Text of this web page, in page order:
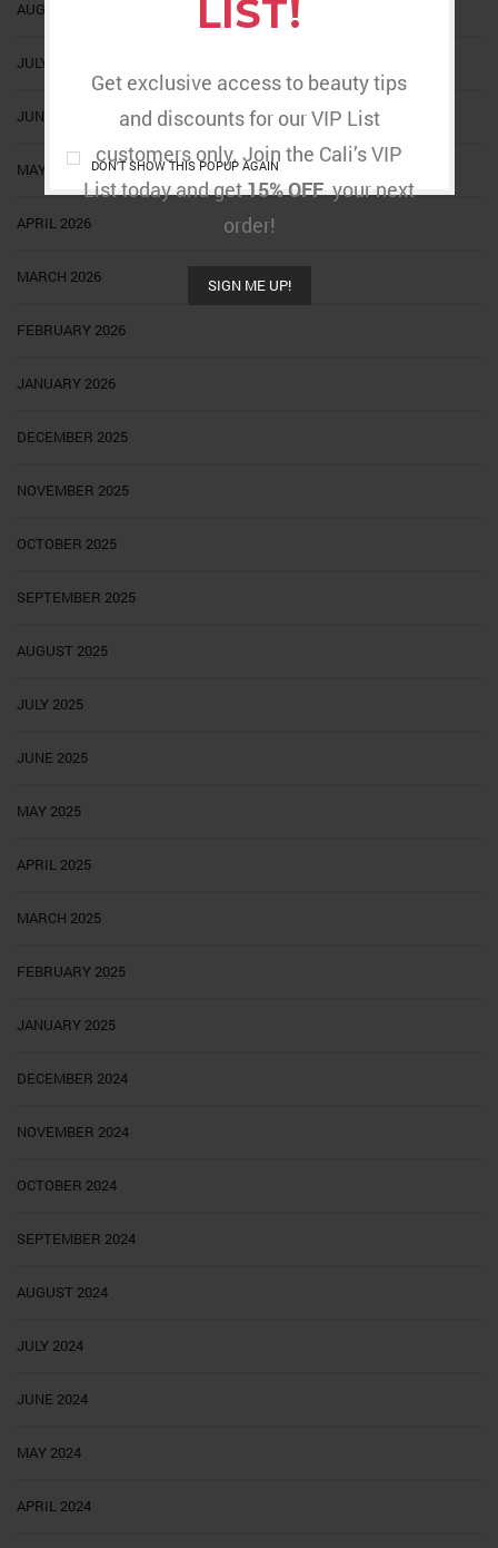
LIST!
Get exclusive access to beauty tips
and discounts for our VIP List
customers only. Join the Cali’s VIP
List today and get15% OFFyour next
order!
SIGN ME UP!
DON'T SHOW THIS POPUP AGAIN
AUGUST 2026
JULY 2026
JUNE 2026
MAY 2026
APRIL 2026
MARCH 2026
FEBRUARY 2026
JANUARY 2026
DECEMBER 2025
NOVEMBER 2025
OCTOBER 2025
SEPTEMBER 2025
AUGUST 2025
JULY 2025
JUNE 2025
MAY 2025
APRIL 2025
MARCH 2025
FEBRUARY 2025
JANUARY 2025
DECEMBER 2024
NOVEMBER 2024
OCTOBER 2024
SEPTEMBER 2024
AUGUST 2024
JULY 2024
JUNE 2024
MAY 2024
APRIL 2024